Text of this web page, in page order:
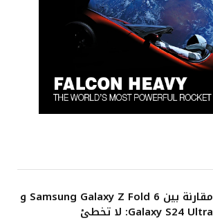
مقارنة بين Samsung Galaxy Z Fold 6 و
Galaxy S24 Ultra: لا تخطئ